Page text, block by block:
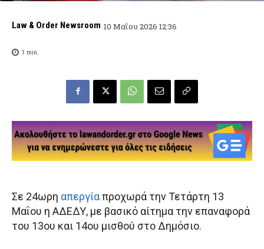
Law & Order Newsroom 10 Μαΐου 2026 12:36
1 min.
Σε 24ωρη απεργίαπροχωρά την Τετάρτη 13
Μαΐου η ΑΔΕΔΥ, με βασικό αίτημα την επαναφορά
του 13ου και 14ου μισθού στο Δημόσιο.